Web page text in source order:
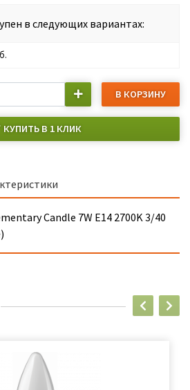
в следующих вариантах:
В КОРЗИНУ
КУПИТЬ В 1 КЛИК
Candle 7W E14 2700K 3/40